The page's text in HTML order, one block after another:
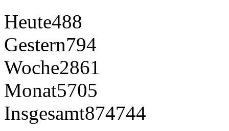
Heute488
Gestern794
Woche2861
Monat5705
Insgesamt874744